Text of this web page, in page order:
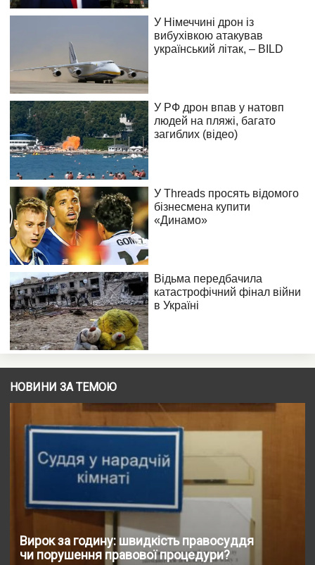
НОВИНИ ЗА ТЕМОЮ
Вирок за годину: швидкість правосуддя
чи порушення правової процедури?